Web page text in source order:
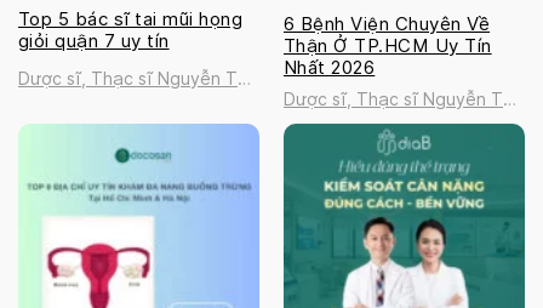
Top 5 bác sĩ tai mũi họng
giỏi quận 7 uy tín
Dược sĩ, Thạc sĩ Nguyễn Thị
6 Bệnh Viện Chuyên Về
Thận Ở TP.HCM Uy Tín
Nhất 2026
Dược sĩ, Thạc sĩ Nguyễn Thị
Thanh Tú